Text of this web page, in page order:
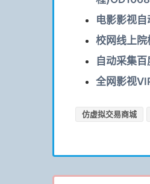
电影影视
校网线上
自动采集
全网影视
仿虚拟交易商城